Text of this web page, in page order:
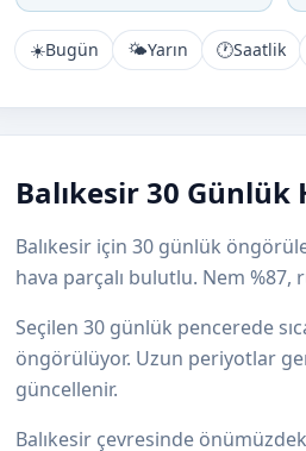
☀️Bugün 🌤️Yarın 🕐Saatlik
Balıkesir 30
Balıkesir için 30 günlük
hava parçalı bulutlu. Nem
Seçilen 30 günlük pencerede
öngörülüyor. Uzun periyotlar
güncellenir.
Balıkesir çevresinde